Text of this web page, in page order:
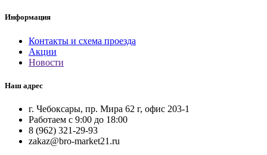
Информация
Контакты и схема проезда
Акции
Новости
Наш адрес
г. Чебоксары, пр. Мира 62 г, офис 203-1
Работаем с 9:00 до 18:00
8 (962) 321-29-93
zakaz@bro-market21.ru